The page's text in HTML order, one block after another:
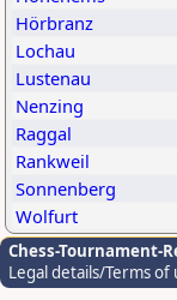
Hörbranz
Lochau
Lustenau
Nenzing
Raggal
Rankweil
Sonnenberg
Wolfurt
Chess-Tournament-
Legal details/Terms of